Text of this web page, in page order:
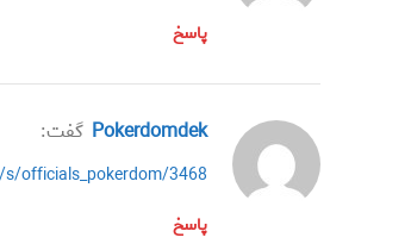
پاسخ
Pokerdomdek گفت:
officials_pokerdom/3468
پاسخ